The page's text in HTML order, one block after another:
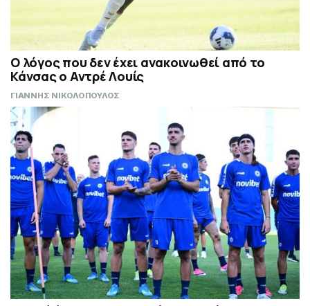
Ο λόγος που δεν έχει ανακοινωθεί από το
Κάνσας ο Αντρέ Λουίς
ΓΙΑΝΝΗΣ ΝΙΚΟΛΟΠΟΥΛΟΣ